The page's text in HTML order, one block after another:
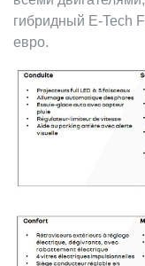
гибридный E-Tech
евро.